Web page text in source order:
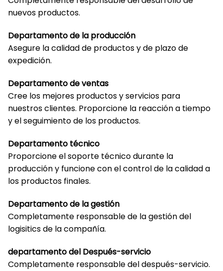
nuevos productos.
Departamento de la producción
Asegure la calidad de productos y de plazo de
expedición.
Departamento de ventas
Cree los mejores productos y servicios para
nuestros clientes. Proporcione la reacción a tiempo
y el seguimiento de los productos.
Departamento técnico
Proporcione el soporte técnico durante la
producción y funcione con el control de la calidad a
los productos finales.
Departamento de la gestión
Completamente responsable de la gestión del
logisitics de la compañía.
departamento del Después-servicio
Completamente responsable del después-servicio.